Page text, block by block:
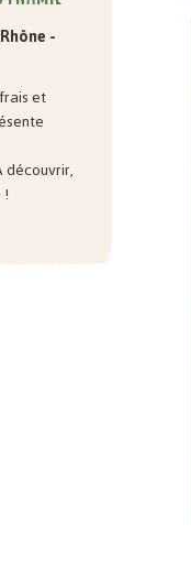
-
et
découvrir,
!